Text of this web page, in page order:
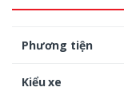
Phương tiện
Kiểu xe